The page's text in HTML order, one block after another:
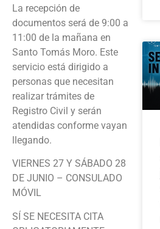
La recepción de
documentos será de 9:00 a
11:00 de la mañana en
Santo Tomás Moro. Este
servicio está dirigido a
personas que necesitan
realizar trámites de
Registro Civil y serán
atendidas conforme vayan
llegando.
VIERNES 27 Y SÁBADO 28
DE JUNIO – CONSULADO
MÓVIL
SÍ SE NECESITA CITA